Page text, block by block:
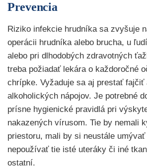
Prevencia
Riziko infekcie hrudníka sa zvyšuje
operácii hrudníka alebo brucha, u
alebo pri dlhodobých zdravotných
treba požiadať lekára o každoročné
chrípke. Vyžaduje sa aj prestať fajčiť
alkoholických nápojov. Je potrebné
prísne hygienické pravidlá pri
nakazených vírusom. Tie by nemali
priestoru, mali by si neustále
nepoužívať tie isté uteráky či iné
ostatní.